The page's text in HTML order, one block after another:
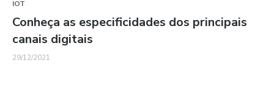
IOT
Conheça as especificidades dos principais
canais digitais
29/12/2021